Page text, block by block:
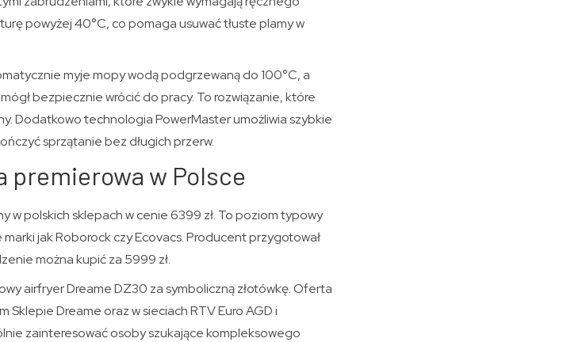
powyżej 40°C, co pomaga usuwać tłuste plamy w
myje mopy wodą podgrzewaną do 100°C, a
bezpiecznie wrócić do pracy. To rozwiązanie, które
Dodatkowo technologia PowerMaster umożliwia szybkie
sprzątanie bez długich przerw.
premierowa w Polsce
w polskich sklepach w cenie 6399 zł. To poziom typowy
jak Roborock czy Ecovacs. Producent przygotował
można kupić za 5999 zł.
airfryer Dreame DZ30 za symboliczną złotówkę. Oferta
Dreame oraz w sieciach RTV Euro AGD i
zainteresować osoby szukające kompleksowego